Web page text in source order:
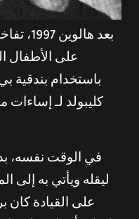
بعد
على الأطفال
باستخدام بندقية
كليبولد لـ إساءات
في الوقت نفسه،
ليقله ويأتي به إلى
على القيادة كان